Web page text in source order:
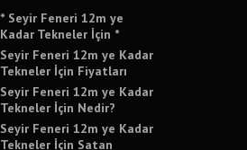
* Seyir Feneri 12m ye
Kadar Tekneler İçin *
Seyir Feneri 12m ye Kadar
Tekneler İçin Fiyatları
Seyir Feneri 12m ye Kadar
Tekneler İçin Nedir?
Seyir Feneri 12m ye Kadar
Tekneler İçin Satan